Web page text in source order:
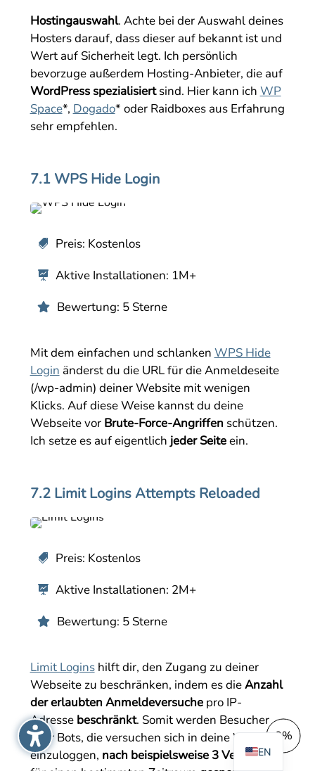
Hostingauswahl. Achte bei der Auswahl deines
Hosters darauf, dass dieser auf bekannt ist und
Wert auf Sicherheit legt. Ich persönlich
bevorzuge außerdem Hosting-Anbieter, die auf
WordPress spezialisiertsind. Hier kann ich WP
Space*, Dogado* oder Raidboxes aus Erfahrung
sehr empfehlen.
7.1 WPS Hide Login
 Preis: Kostenlos
 Aktive Installationen: 1M+
 Bewertung: 5 Sterne
Mit dem einfachen und schlanken WPS Hide
Login änderst du die URL für die Anmeldeseite
(/wp-admin) deiner Website mit wenigen
Klicks. Auf diese Weise kannst du deine
Webseite vor Brute-Force-Angriffenschützen.
Ich setze es auf eigentlich jeder Seiteein.
7.2 Limit Logins Attempts Reloaded
 Preis: Kostenlos
 Aktive Installationen: 2M+
 Bewertung: 5 Sterne
Limit Loginshilft dir, den Zugang zu deiner
Webseite zu beschränken, indem es dieAnzahl
der erlaubten Anmeldeversuchepro IP-
Adresse beschränkt. Somit werden Besucher
oder Bots, die versuchen sich in deine Website
einzuloggen, nach beispielsweise 3 Versuchen
0%
EN